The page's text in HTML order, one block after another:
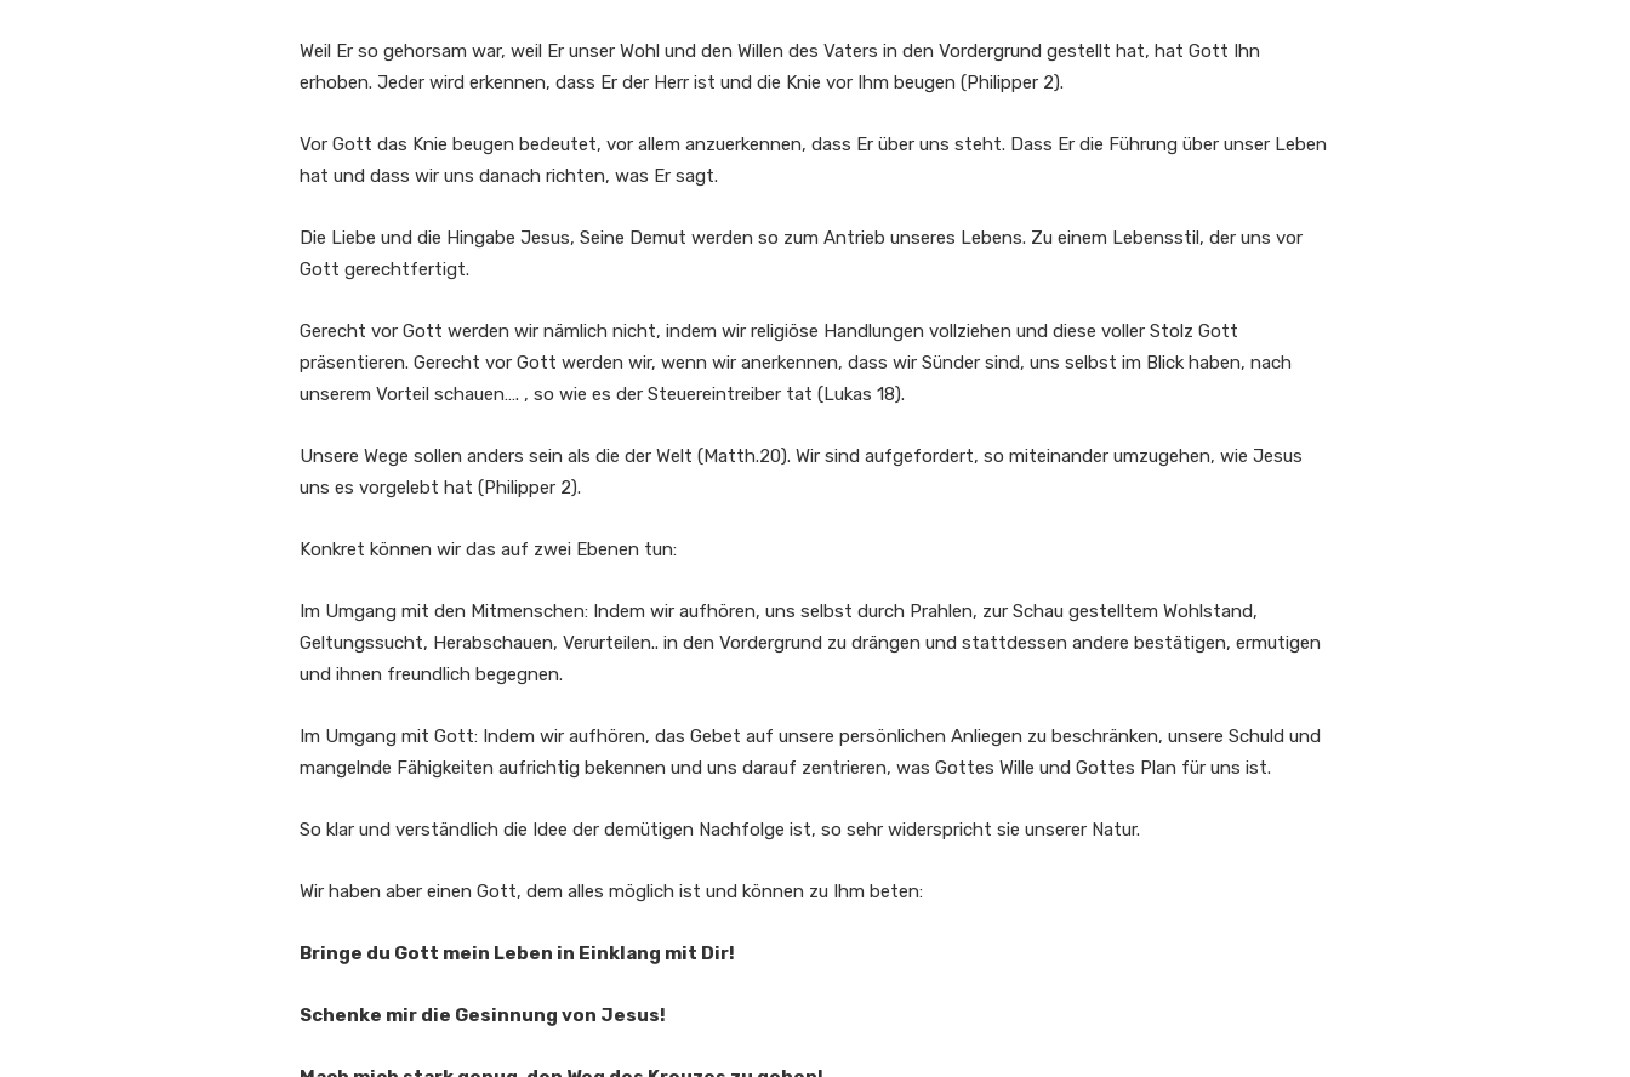
Weil Er so gehorsam war, weil Er unser Wohl und den Willen des Vaters in den Vordergrund gestellt hat, hat Gott Ihn
erhoben. Jeder wird erkennen, dass Er der Herr ist und die Knie vor Ihm beugen (Philipper 2).
Vor Gott das Knie beugen bedeutet, vor allem anzuerkennen, dass Er über uns steht. Dass Er die Führung über unser Leben
hat und dass wir uns danach richten, was Er sagt.
Die Liebe und die Hingabe Jesus, Seine Demut werden so zum Antrieb unseres Lebens. Zu einem Lebensstil, der uns vor
Gott gerechtfertigt.
Gerecht vor Gott werden wir nämlich nicht, indem wir religiöse Handlungen vollziehen und diese voller Stolz Gott
präsentieren. Gerecht vor Gott werden wir, wenn wir anerkennen, dass wir Sünder sind, uns selbst im Blick haben, nach
unserem Vorteil schauen…. , so wie es der Steuereintreiber tat (Lukas 18).
Unsere Wege sollen anders sein als die der Welt (Matth.20). Wir sind aufgefordert, so miteinander umzugehen, wie Jesus
uns es vorgelebt hat (Philipper 2).
Konkret können wir das auf zwei Ebenen tun:
Im Umgang mit den Mitmenschen: Indem wir aufhören, uns selbst durch Prahlen, zur Schau gestelltem Wohlstand,
Geltungssucht, Herabschauen, Verurteilen.. in den Vordergrund zu drängen und stattdessen andere bestätigen, ermutigen
und ihnen freundlich begegnen.
Im Umgang mit Gott: Indem wir aufhören, das Gebet auf unsere persönlichen Anliegen zu beschränken, unsere Schuld und
mangelnde Fähigkeiten aufrichtig bekennen und uns darauf zentrieren, was Gottes Wille und Gottes Plan für uns ist.
So klar und verständlich die Idee der demütigen Nachfolge ist, so sehr widerspricht sie unserer Natur.
Wir haben aber einen Gott, dem alles möglich ist und können zu Ihm beten:
Bringe du Gott mein Leben in Einklang mit Dir!
Schenke mir die Gesinnung von Jesus!